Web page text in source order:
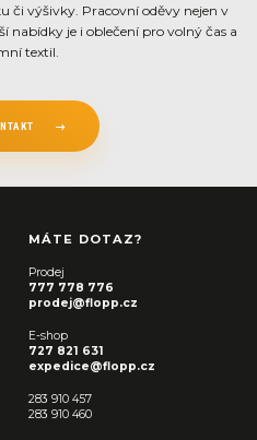
či výšivky. Pracovní oděvy nejen v
nabídky je i oblečení pro volný čas a
textil.
MÁTE DOTAZ?
Prodej
777 778 776
prodej@flopp.cz
E-shop
727 821 631
expedice@flopp.cz
283 910 457
283 910 460